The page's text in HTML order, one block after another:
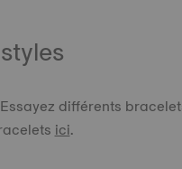
différents
ici.